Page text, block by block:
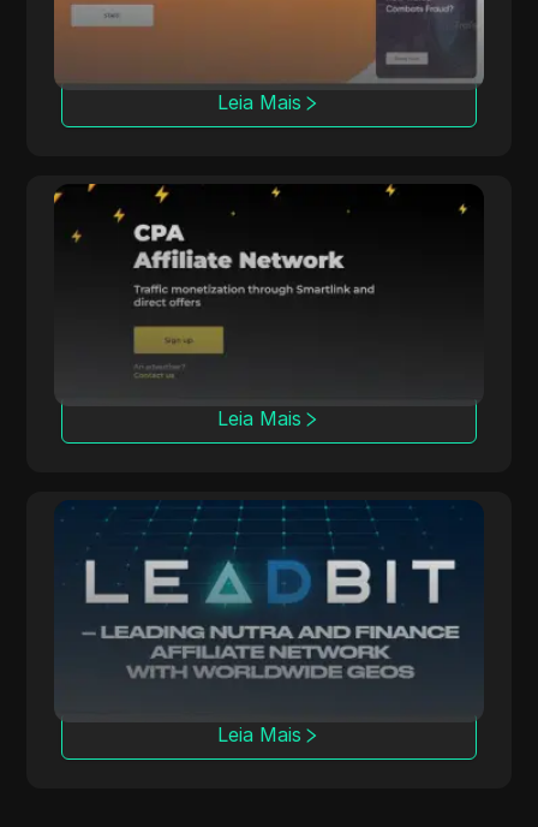
Leia Mais
Datify.Link
A Datify.Link fornece aos afiliados
pagamentos diários e ferramentas para
campanhas multi-nicho.
Leia Mais
Leadbit
A LeadBit conecta anunciantes e
publicadores globalmente, oferecendo
campanhas CPA e CPL com rastreamento em
tempo real.
Leia Mais